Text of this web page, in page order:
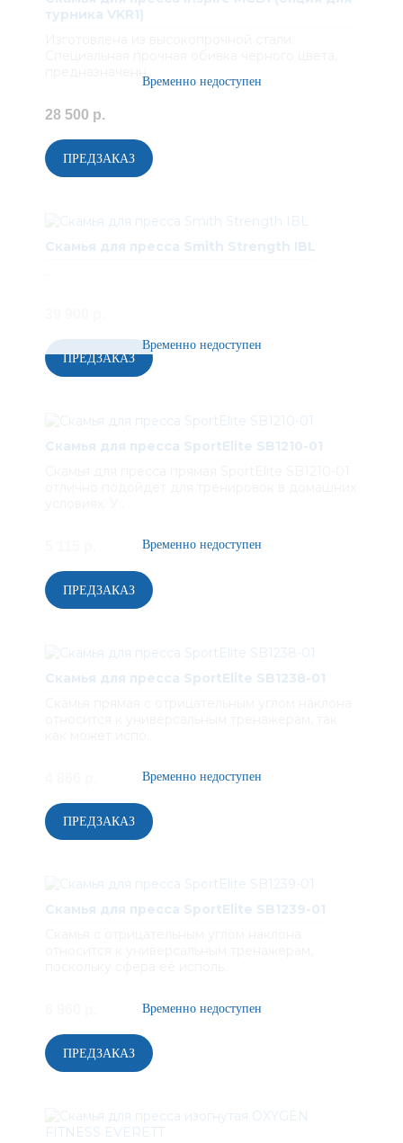
турника VKR1)
28 500 р.
Скамья для пресса Smith Strength IBL
Скамья для пресса SportElite SB1210-01
Скамья для пресса SportElite SB1238-01
Скамья для пресса SportElite SB1239-01